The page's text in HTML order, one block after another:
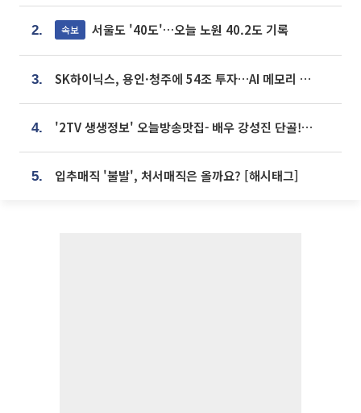
2. 속보 서울도 '40도'…오늘 노원 40.2도 기록
3. SK하이닉스, 용인·청주에 54조 투자…AI 메모리 생산기지 키운다
4. '2TV 생생정보' 오늘방송맛집- 배우 강성진 단골! 쌀국수ㆍ푸팟퐁 커리 맛집 '블○○○'
5. 입추매직 '불발', 처서매직은 올까요? [해시태그]